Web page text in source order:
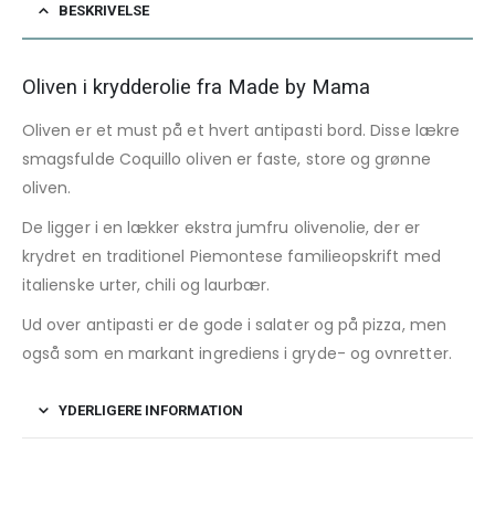
BESKRIVELSE
Oliven i krydderolie fra Made by Mama
Oliven er et must på et hvert antipasti bord. Disse lækre
smagsfulde Coquillo oliven er faste, store og grønne
oliven.
De ligger i en lækker ekstra jumfru olivenolie, der er
krydret en traditionel Piemontese familieopskrift med
italienske urter, chili og laurbær.
Ud over antipasti er de gode i salater og på pizza, men
også som en markant ingrediens i gryde- og ovnretter.
YDERLIGERE INFORMATION